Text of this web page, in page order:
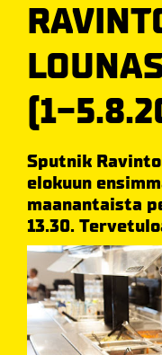
(1-
Sputnik
elokuun
maanantaista
13.30.